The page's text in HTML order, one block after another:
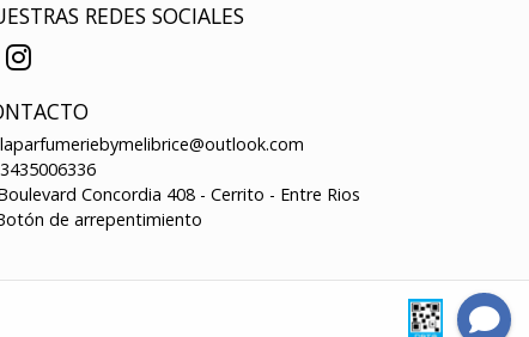
REDES SOCIALES
laparfumeriebymelibrice@outlook.com
3435006336
Concordia 408 - Cerrito - Entre Rios
de arrepentimiento